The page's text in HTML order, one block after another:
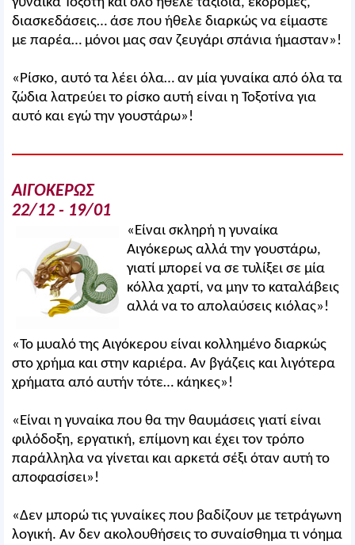
διασκεδάσεις… άσε που ήθελε διαρκώς να είμαστε
με παρέα… μόνοι μας σαν ζευγάρι σπάνια ήμασταν»!
«Ρίσκο, αυτό τα λέει όλα… αν μία γυναίκα από όλα τα
ζώδια λατρεύει το ρίσκο αυτή είναι η Τοξοτίνα για
αυτό και εγώ την γουστάρω»!
ΑΙΓΟΚΕΡΩΣ
22/12 - 19/01
«Είναι σκληρή η γυναίκα
Αιγόκερως αλλά την γουστάρω,
γιατί μπορεί να σε τυλίξει σε μία
κόλλα χαρτί, να μην το καταλάβεις
αλλά να το απολαύσεις κιόλας»!
«Το μυαλό της Αιγόκερου είναι κολλημένο διαρκώς
στο χρήμα και στην καριέρα. Αν βγάζεις και λιγότερα
χρήματα από αυτήν τότε… κάηκες»!
«Είναι η γυναίκα που θα την θαυμάσεις γιατί είναι
φιλόδοξη, εργατική, επίμονη και έχει τον τρόπο
παράλληλα να γίνεται και αρκετά σέξι όταν αυτή το
αποφασίσει»!
«Δεν μπορώ τις γυναίκες που βαδίζουν με τετράγωνη
λογική. Αν δεν ακολουθήσεις το συναίσθημα τι νόημα